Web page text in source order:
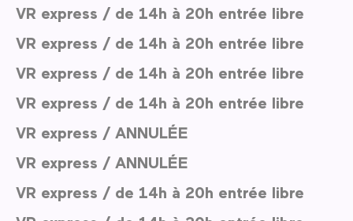
VR express / de 14h à 20h entrée libre
VR express / de 14h à 20h entrée libre
VR express / de 14h à 20h entrée libre
VR express / de 14h à 20h entrée libre
VR express / ANNULÉE
VR express / ANNULÉE
VR express / de 14h à 20h entrée libre